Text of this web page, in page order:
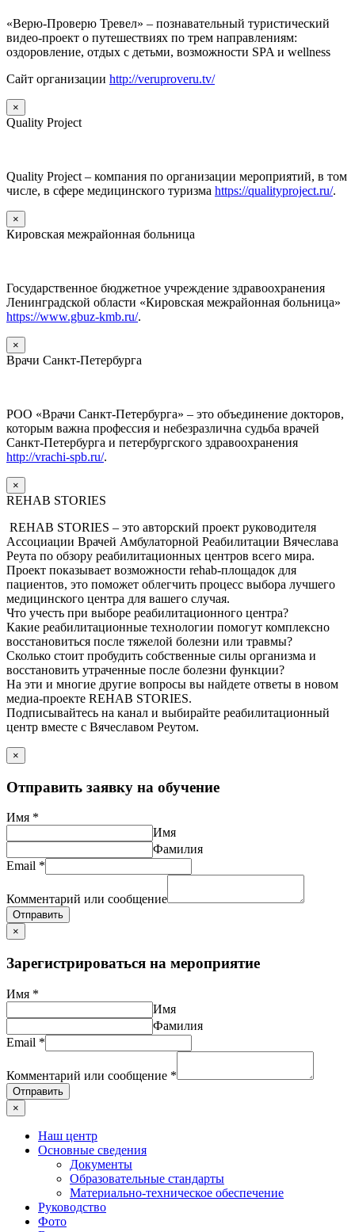
«Верю-Проверю Тревел» – познавательный туристический
видео-проект о путешествиях по трем направлениям:
оздоровление, отдых с детьми, возможности SPA и wellness
Сайт организации http://veruproveru.tv/
×
Quality Project
Quality Project – компания по организации мероприятий, в том
числе, в сфере медицинского туризма https://qualityproject.ru/.
×
Кировская межрайонная больница
Государственное бюджетное учреждение здравоохранения
Ленинградской области «Кировская межрайонная больница»
https://www.gbuz-kmb.ru/.
×
Врачи Санкт-Петербурга
РОО «Врачи Санкт-Петербурга» – это объединение докторов,
которым важна профессия и небезразлична судьба врачей
Санкт-Петербурга и петербургского здравоохранения
http://vrachi-spb.ru/.
×
REHAB STORIES
REHAB STORIES – это авторский проект руководителя
Ассоциации Врачей Амбулаторной Реабилитации Вячеслава
Реута по обзору реабилитационных центров всего мира.
Проект показывает возможности rehab-площадок для
пациентов, это поможет облегчить процесс выбора лучшего
медицинского центра для вашего случая.
Что учесть при выборе реабилитационного центра?
Какие реабилитационные технологии помогут комплексно
восстановиться после тяжелой болезни или травмы?
Сколько стоит пробудить собственные силы организма и
восстановить утраченные после болезни функции?
На эти и многие другие вопросы вы найдете ответы в новом
медиа-проекте REHAB STORIES.
Подписывайтесь на канал и выбирайте реабилитационный
центр вместе с Вячеславом Реутом.
×
Отправить заявку на обучение
Имя *
Имя
Фамилия
Email *
Комментарий или сообщение
Отправить
×
Зарегистрироваться на мероприятие
Имя *
Имя
Фамилия
Email *
Комментарий или сообщение *
Отправить
×
Наш центр
Основные сведения
Документы
Образовательные стандарты
Материально-техническое обеспечение
Руководство
Фото